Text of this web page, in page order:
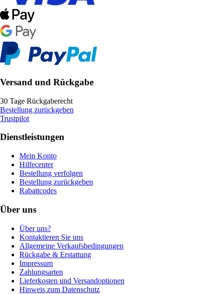
Versand und Rückgabe
30 Tage Rückgaberecht
Bestellung zurückgeben
Trustpilot
Dienstleistungen
Mein Konto
Hilfecenter
Bestellung verfolgen
Bestellung zurückgeben
Rabattcodes
Über uns
Über uns?
Kontaktieren Sie uns
Allgemeine Verkaufsbedingungen
Rückgabe & Erstattung
Impressum
Zahlungsarten
Lieferkosten und Versandoptionen
Hinweis zum Datenschutz